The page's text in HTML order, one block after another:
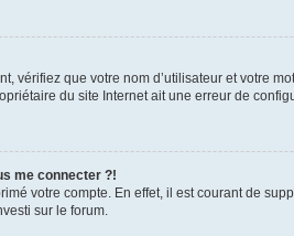
vérifiez que votre nom d’utilisateur et votre
du site Internet ait une erreur de
me connecter ?!
votre compte. En effet, il est courant de
sur le forum.